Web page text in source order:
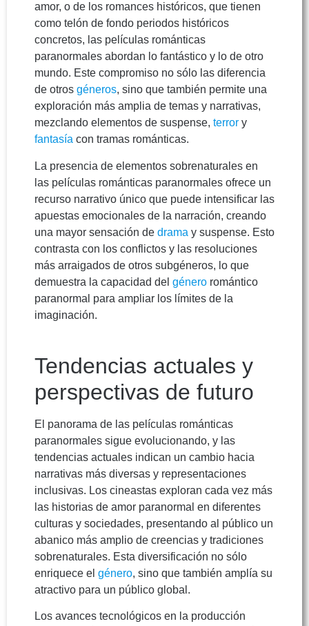
amor, o de los romances históricos, que tienen
como telón de fondo periodos históricos
concretos, las películas románticas
paranormales abordan lo fantástico y lo de otro
mundo. Este compromiso no sólo las diferencia
de otros géneros, sino que también permite una
exploración más amplia de temas y narrativas,
mezclando elementos de suspense, terror y
fantasía con tramas románticas.
La presencia de elementos sobrenaturales en
las películas románticas paranormales ofrece un
recurso narrativo único que puede intensificar las
apuestas emocionales de la narración, creando
una mayor sensación de drama y suspense. Esto
contrasta con los conflictos y las resoluciones
más arraigados de otros subgéneros, lo que
demuestra la capacidad del género romántico
paranormal para ampliar los límites de la
imaginación.
Tendencias actuales y
perspectivas de futuro
El panorama de las películas románticas
paranormales sigue evolucionando, y las
tendencias actuales indican un cambio hacia
narrativas más diversas y representaciones
inclusivas. Los cineastas exploran cada vez más
las historias de amor paranormal en diferentes
culturas y sociedades, presentando al público un
abanico más amplio de creencias y tradiciones
sobrenaturales. Esta diversificación no sólo
enriquece el género, sino que también amplía su
atractivo para un público global.
Los avances tecnológicos en la producción